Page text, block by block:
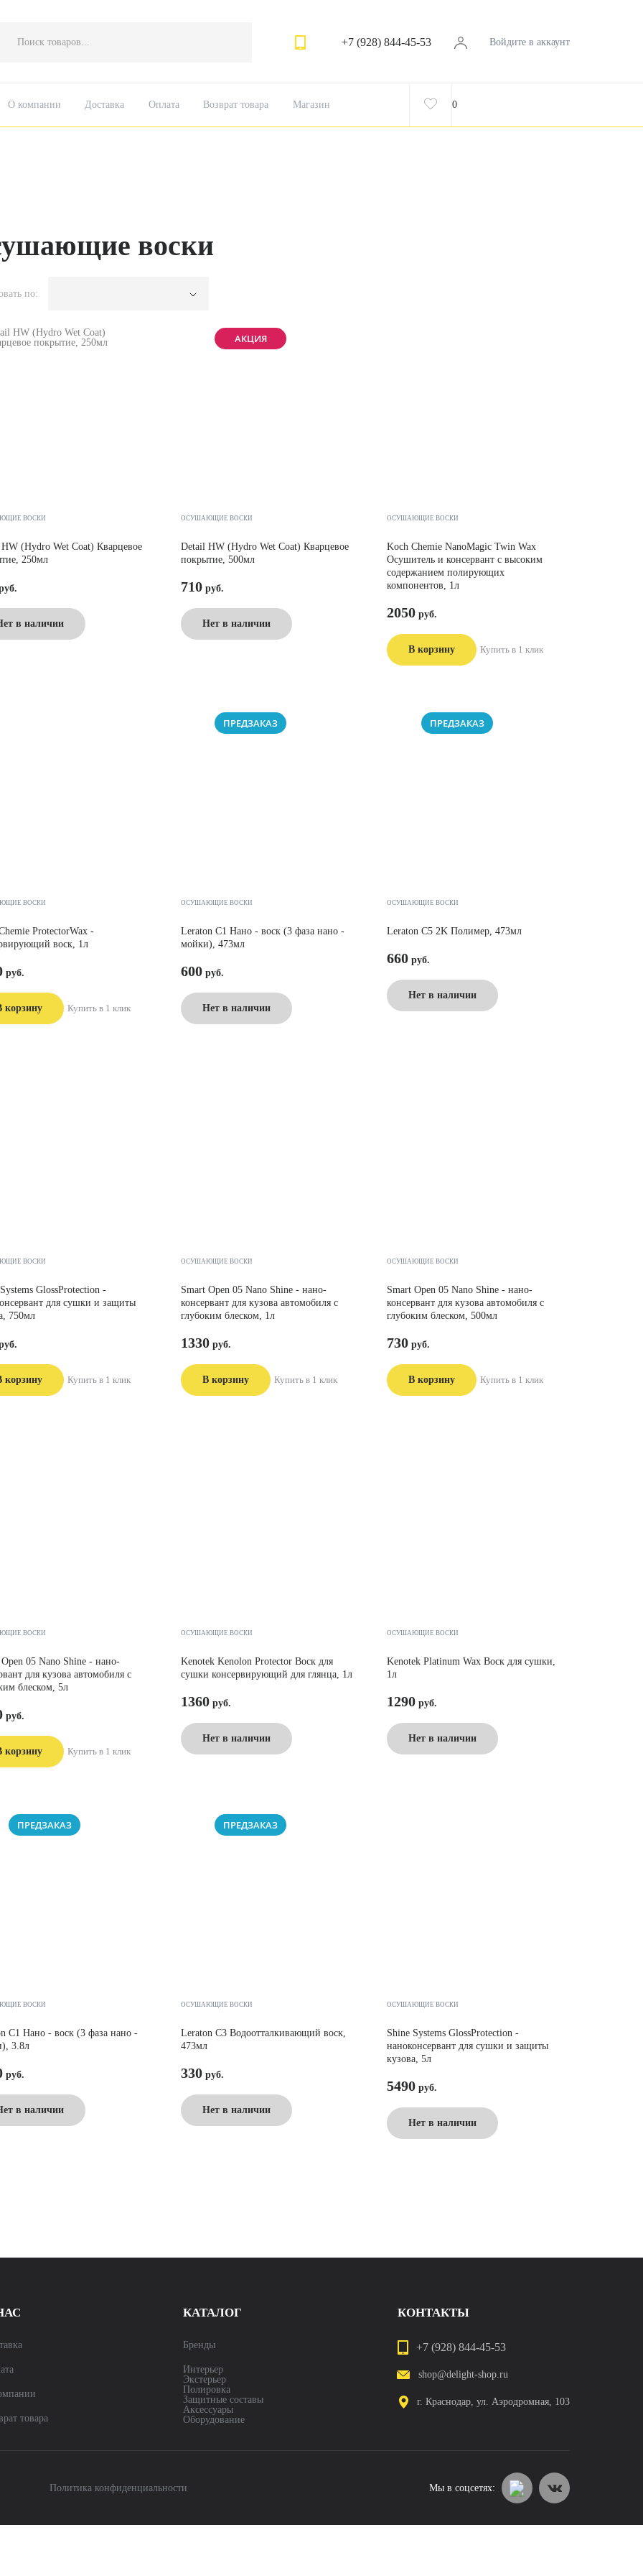
товаров
+7 (928) 844-45-53 Войдите в аккаунт
О компании Доставка Оплата Возврат товара Магазин 0
воски
по:
ВОСКИ
(Hydro Wet Coat) Кварцевое
250мл
в наличии
АКЦИЯ
ОСУШАЮЩИЕ ВОСКИ
Detail HW (Hydro Wet Coat) Кварцевое
покрытие, 500мл
710
Нет в наличии
ОСУШАЮЩИЕ ВОСКИ
Koch Chemie NanoMagic Twin Wax
Осушитель и консервант с высоким
содержанием полирующих
компонентов, 1л
2050
В корзину Купить в 1 клик
ВОСКИ
ProtectorWax -
воск, 1л
корзину Купить в 1 клик
ПРЕДЗАКАЗ
ОСУШАЮЩИЕ ВОСКИ
Leraton C1 Нано - воск (3 фаза нано -
мойки), 473мл
600
Нет в наличии
ПРЕДЗАКАЗ
ОСУШАЮЩИЕ ВОСКИ
Leraton C5 2K Полимер, 473мл
660
Нет в наличии
ВОСКИ
GlossProtection -
для сушки и защиты
750мл
корзину Купить в 1 клик
ОСУШАЮЩИЕ ВОСКИ
Smart Open 05 Nano Shine - нано-
консервант для кузова автомобиля с
глубоким блеском, 1л
1330
В корзину Купить в 1 клик
ОСУШАЮЩИЕ ВОСКИ
Smart Open 05 Nano Shine - нано-
консервант для кузова автомобиля с
глубоким блеском, 500мл
730
В корзину Купить в 1 клик
ВОСКИ
05 Nano Shine - нано-
для кузова автомобиля с
блеском, 5л
корзину Купить в 1 клик
ОСУШАЮЩИЕ ВОСКИ
Kenotek Kenolon Protector Воск для
сушки консервирующий для глянца, 1л
1360
Нет в наличии
ОСУШАЮЩИЕ ВОСКИ
Kenotek Platinum Wax Воск для сушки,
1л
1290
Нет в наличии
ПРЕДЗАКАЗ
ВОСКИ
C1 Нано - воск (3 фаза нано -
3.8л
в наличии
ПРЕДЗАКАЗ
ОСУШАЮЩИЕ ВОСКИ
Leraton C3 Водоотталкивающий воск,
473мл
330
Нет в наличии
ОСУШАЮЩИЕ ВОСКИ
Shine Systems GlossProtection -
наноконсервант для сушки и защиты
кузова, 5л
5490
Нет в наличии
товара
КАТАЛОГ
Бренды
Интерьер
Экстерьер
Полировка
Защитные составы
Аксессуары
Оборудование
КОНТАКТЫ
+7 (928) 844-45-53
shop@delight-shop.ru
г. Краснодар, ул. Аэродромная, 103
Политика конфиденциальности Мы в соцсетях: